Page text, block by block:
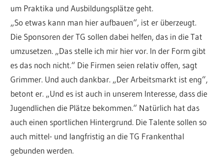
um Praktika und Ausbildungsplätze geht.
„So etwas kann man hier aufbauen“, ist er überzeugt.
Die Sponsoren der TG sollen dabei helfen, das in die Tat
umzusetzen. „Das stelle ich mir hier vor. In der Form gibt
es das noch nicht.“ Die Firmen seien relativ offen, sagt
Grimmer. Und auch dankbar. „Der Arbeitsmarkt ist eng“,
betont er. „Und es ist auch in unserem Interesse, dass die
Jugendlichen die Plätze bekommen.“ Natürlich hat das
auch einen sportlichen Hintergrund. Die Talente sollen so
auch mittel- und langfristig an die TG Frankenthal
gebunden werden.